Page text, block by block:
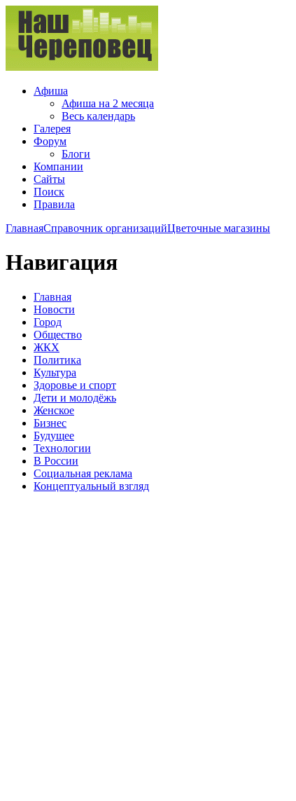
Афиша
Афиша на 2 месяца
Весь календарь
Галерея
Форум
Блоги
Компании
Сайты
Поиск
Правила
ГлавнаяСправочник организацийЦветочные магазины
Навигация
Главная
Новости
Город
Общество
ЖКХ
Политика
Культура
Здоровье и спорт
Дети и молодёжь
Женское
Бизнес
Будущее
Технологии
В России
Социальная реклама
Концептуальный взгляд